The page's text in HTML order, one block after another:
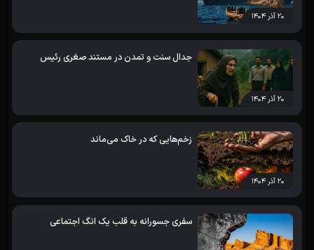
۲۰ آذر ۱۴۰۴
۲۰ آذر ۱۴۰۴
جدال سنت و تمدن در مستند صغری رئیس
۲۰ آذر ۱۴۰۴
زخم‌هایی که در خاک می‌ماند
سفری جسورانه به قلب یک انگ اجتماعی